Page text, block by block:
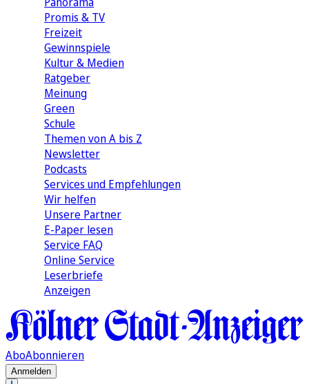
Promis & TV
Freizeit
Gewinnspiele
Kultur & Medien
Ratgeber
Meinung
Green
Schule
Themen von A bis Z
Newsletter
Podcasts
Services und Empfehlungen
Wir helfen
Unsere Partner
E-Paper lesen
Service FAQ
Online Service
Leserbriefe
Anzeigen
AboAbonnieren
Anmelden